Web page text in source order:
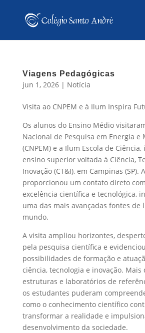
Viagens Pedagógicas
jun 1, 2026| Notícia
Visita ao CNPEM e à Ilum Inspira
Os alunos do Ensino Médio
Nacional de Pesquisa em Energia e
(CNPEM) e a Ilum Escola de
ensino superior voltada à Ciência,
Inovação (CT&I), em Campinas (SP).
proporcionou um contato direto
excelência científica e tecnológica,
uma das mais avançadas fontes de
mundo.
A visita ampliou horizontes,
pela pesquisa científica e
possibilidades de formação e
ciência, tecnologia e inovação. Mais
estruturas e laboratórios de
os estudantes puderam
como o conhecimento científico
transformar a realidade e
desenvolvimento da sociedade.